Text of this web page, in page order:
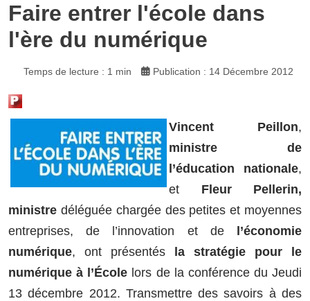
Faire entrer l'école dans
l'ère du numérique
Temps de lecture : 1 min Publication : 14 Décembre 2012
Vincent Peillon,
ministre de
l’éducation nationale,
et Fleur Pellerin,
ministre déléguée chargée des petites et moyennes
entreprises, de l’innovation et de l’économie
numérique, ont présentés la stratégie pour le
numérique à l’École lors de la conférence du Jeudi
13 décembre 2012. Transmettre des savoirs à des